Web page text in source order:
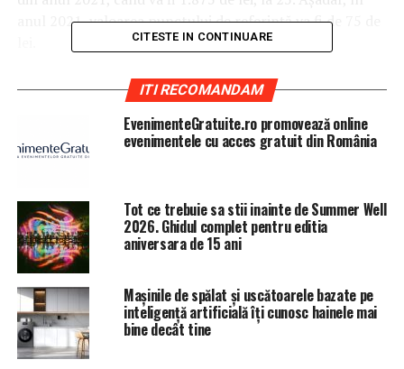
anul 2021, valoarea punctului de referinţă va fi de 75 de
CITESTE IN CONTINUARE
ITI RECOMANDAM
EvenimenteGratuite.ro promovează online
evenimentele cu acces gratuit din România
Tot ce trebuie sa stii inainte de Summer Well
2026. Ghidul complet pentru editia
aniversara de 15 ani
Mașinile de spălat și uscătoarele bazate pe
inteligență artificială îți cunosc hainele mai
bine decât tine